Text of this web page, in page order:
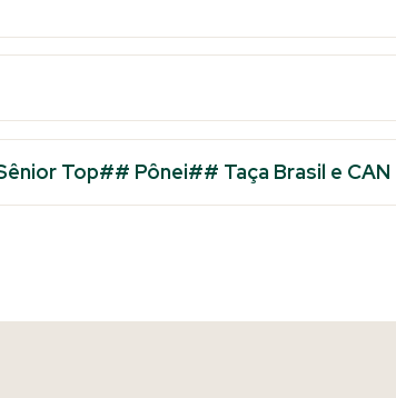
Top## Pônei## Taça Brasil e CAN